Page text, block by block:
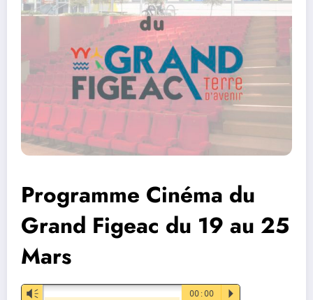
Programme Cinéma du
Grand Figeac du 19 au 25
Mars
Vm 00:00 P